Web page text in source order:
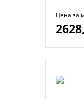
Цена за